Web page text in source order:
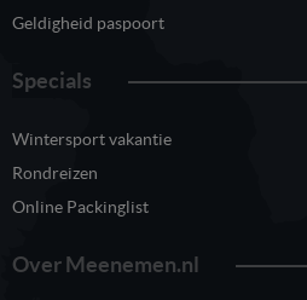
Geldigheid paspoort
Specials
Wintersport vakantie
Rondreizen
Online Packinglist
Over Meenemen.nl